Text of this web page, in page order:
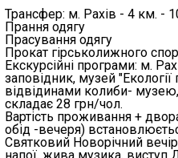
Трансфер: м. Рахів - 4 км. -
Прання одягу
Прасування одягу
Прокат гірськолижного
Екскурсійні програми: м.
заповідник, музей "Екології
відвідинами колиби- музею,
складає 28 грн/чол.
Вартість проживання +
обід -вечеря)
Святковий Новорічний